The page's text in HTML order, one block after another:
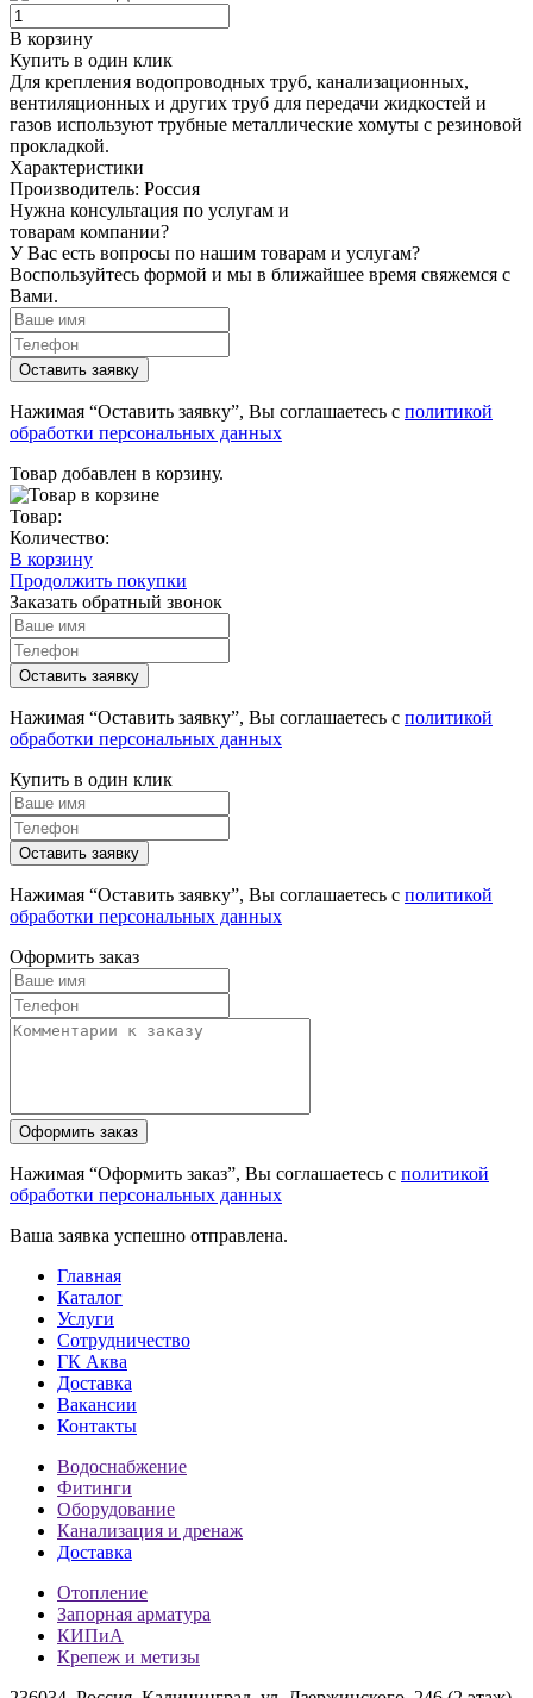
В корзину
Купить в один клик
Для крепления водопроводных труб, канализационных,
вентиляционных и других труб для передачи жидкостей и
газов используют трубные металлические хомуты с резиновой
прокладкой.
Характеристики
Производитель: Россия
Нужна консультация по услугам и
товарам компании?
У Вас есть вопросы по нашим товарам и услугам?
Воспользуйтесь формой и мы в ближайшее время свяжемся с
Вами.
Нажимая “Оставить заявку”, Вы соглашаетесь с политикой
обработки персональных данных
Товар добавлен в корзину.
Товар:
Количество:
В корзину
Продолжить покупки
Заказать обратный звонок
Нажимая “Оставить заявку”, Вы соглашаетесь с политикой
обработки персональных данных
Купить в один клик
Нажимая “Оставить заявку”, Вы соглашаетесь с политикой
обработки персональных данных
Оформить заказ
Нажимая “Оформить заказ”, Вы соглашаетесь с политикой
обработки персональных данных
Ваша заявка успешно отправлена.
Главная
Каталог
Услуги
Сотрудничество
ГК Аква
Доставка
Вакансии
Контакты
Водоснабжение
Фитинги
Оборудование
Канализация и дренаж
Доставка
Отопление
Запорная арматура
КИПиА
Крепеж и метизы